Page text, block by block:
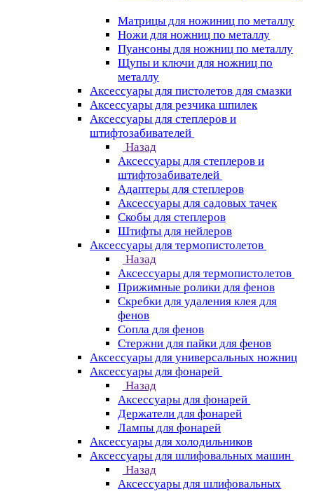
Матрицы для ножиниц по металлу
Ножи для ножниц по металлу
Пуансоны для ножниц по металлу
Щупы и ключи для ножниц по
металлу
Аксессуары для пистолетов для смазки
Аксессуары для резчика шпилек
Аксессуары для степлеров и
штифтозабивателей
Назад
Аксессуары для степлеров и
штифтозабивателей
Адаптеры для степлеров
Аксессуары для садовых тачек
Скобы для степлеров
Штифты для нейлеров
Аксессуары для термопистолетов
Назад
Аксессуары для термопистолетов
Прижимные ролики для фенов
Скребки для удаления клея для
фенов
Сопла для фенов
Стержни для пайки для фенов
Аксессуары для универсальных ножниц
Аксессуары для фонарей
Назад
Аксессуары для фонарей
Держатели для фонарей
Лампы для фонарей
Аксессуары для холодильников
Аксессуары для шлифовальных машин
Назад
Аксессуары для шлифовальных